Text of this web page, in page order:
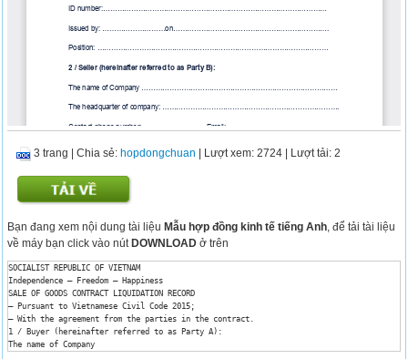
3 trang |Chia sẻ: hopdongchuan | Lượt xem: 2724 | Lượt tải: 2
Bạn đang xem nội dung tài liệuMẫu hợp đồng kinh tế tiếng Anh , để tải tài liệu
về máy bạn click vào nútDOWNLOAD ở trên
SOCIALIST REPUBLIC OF VIETNAM
Independence – Freedom – Happiness
SALE OF GOODS CONTRACT LIQUIDATION RECORD
– Pursuant to Vietnamese Civil Code 2015;
– With the agreement from the parties in the contract.
1 / Buyer (hereinafter referred to as Party A):
The name of Company